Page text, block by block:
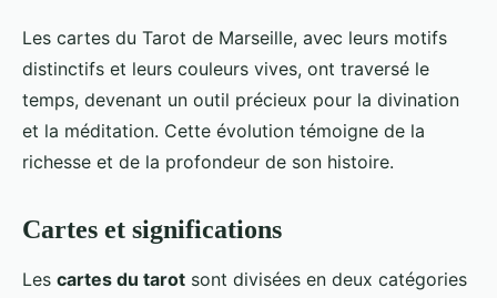
Les cartes du Tarot de Marseille, avec leurs motifs
distinctifs et leurs couleurs vives, ont traversé le
temps, devenant un outil précieux pour la divination
et la méditation. Cette évolution témoigne de la
richesse et de la profondeur de son histoire.
Cartes et significations
Les cartes du tarot sont divisées en deux catégories